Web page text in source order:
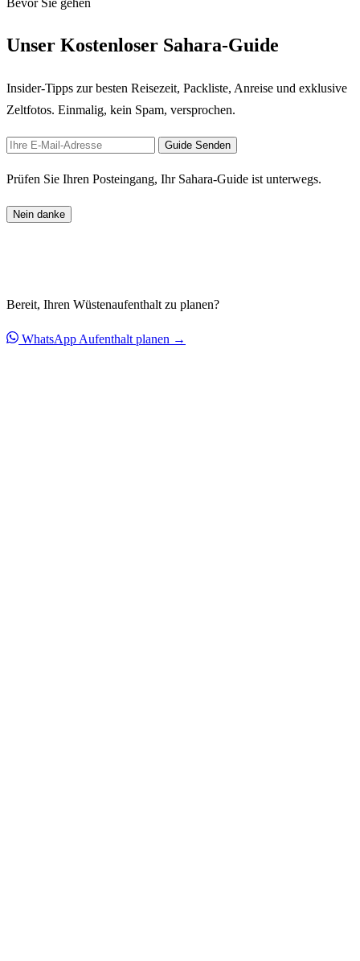
Unser Kostenloser Sahara-Guide
Insider-Tipps zur besten Reisezeit, Packliste, Anreise und exklusive
Zeltfotos. Einmalig, kein Spam, versprochen.
Guide Senden
Prüfen Sie Ihren Posteingang, Ihr Sahara-Guide ist unterwegs.
Nein danke
Bereit, Ihren Wüstenaufenthalt zu planen?
WhatsApp Aufenthalt planen →